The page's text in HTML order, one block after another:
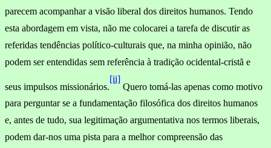
parecem acompanhar a visão liberal dos direitos humanos. Tendo
esta aborda­gem em vista, não me colocarei a tarefa de discutir as
referidas tendências político-culturais que, na minha opinião, não
podem ser entendidas sem referência à tradição ocidental-cristã e
seus impulsos missionários.
[ii]
Quero tomá-las apenas como motivo
para perguntar se a fundamentação filosófica dos direitos humanos
e, antes de tudo, sua legitimação argumentativa nos termos liberais,
podem dar-nos uma pista para a melhor compreensão das